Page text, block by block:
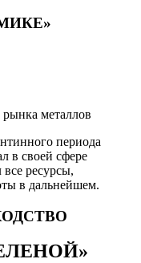
металлов
периода
в своей сфере
ресурсы,
в дальнейшем.